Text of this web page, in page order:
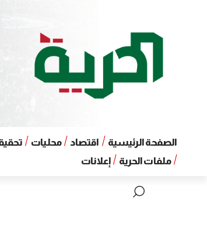
الصفحة الرئيسية اقتصاد محليات
ملفات الحرية
إعلانات